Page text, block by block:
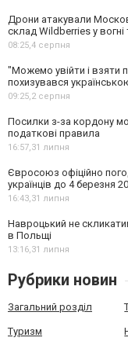
Дрони атакували
склад Wildberries у вогні
08:25,4 серпня
"Можемо увійти і взяти
похизувався
09:25,2 серпня
Посилки з-за кордону
податкові правила
16:57,31 липня
Євросоюз офіційно
українців до 4 березня
16:43,31 липня
Навроцький не
в Польщі
13:16,31 липня
Рубрики новин
Загальний розділ
Туризм